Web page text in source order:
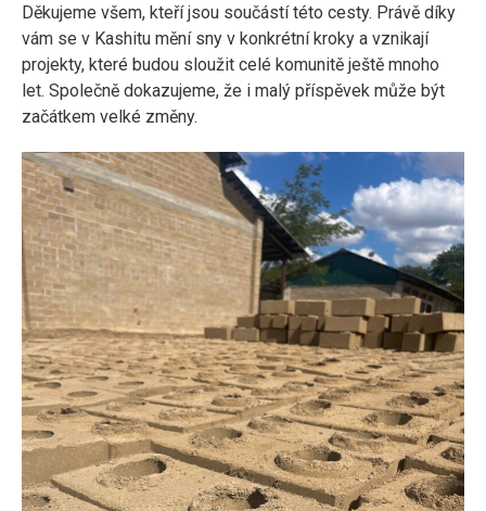
Děkujeme všem, kteří jsou součástí této cesty. Právě díky
vám se v Kashitu mění sny v konkrétní kroky a vznikají
projekty, které budou sloužit celé komunitě ještě mnoho
let. Společně dokazujeme, že i malý příspěvek může být
začátkem velké změny.